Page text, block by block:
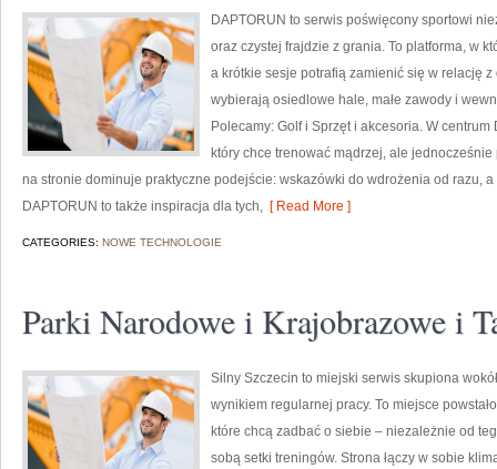
DAPTORUN to serwis poświęcony sportowi
oraz czystej frajdzie z grania. To platforma, w
a krótkie sesje potrafią zamienić się w relację
wybierają osiedlowe hale, małe zawody i
Polecamy: Golf i Sprzęt i akcesoria. W
który chce trenować mądrzej, ale
na stronie dominuje praktyczne podejście: wskazówki do wdrożenia od razu,
DAPTORUN to także inspiracja dla tych, [ Read More ]
CATEGORIES: NOWE TECHNOLOGIE
Parki Narodowe i Krajobrazowe i
Silny Szczecin to miejski serwis skupiona
wynikiem regularnej pracy. To miejsce
które chcą zadbać o siebie – niezależnie od
sobą setki treningów. Strona łączy w sobie